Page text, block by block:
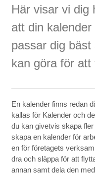
Här visar vi dig
att din
passar dig
kan göra för
En kalender finns redan
kallas för Kalender och
du kan givetvis skapa
skapa en kalender för
en för företagets
dra och släppa för att
annan samt dela den